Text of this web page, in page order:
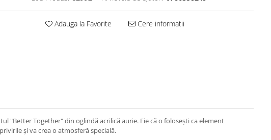
Adauga la Favorite Cere informatii
"Better Together" din oglindă acrilică aurie. Fie că o folosești ca element
și va crea o atmosferă specială.